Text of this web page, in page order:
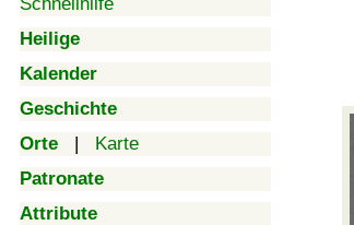
Heilige
Kalender
Geschichte
Orte | Karte
Patronate
Attribute